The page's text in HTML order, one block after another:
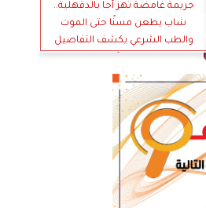
جريمة غامضة تهز أجا بالدقهلية..
شاب يطعن مسنًا حتى الموت
والطب الشرعي يكشف التفاصيل